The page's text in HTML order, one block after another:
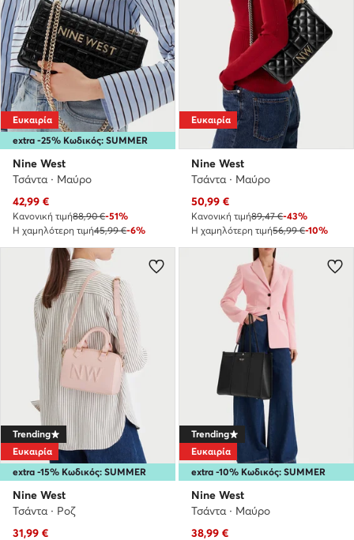
extra -25% Κωδικός: SUMMER
Ευκαιρία
Nine West
Τσάντα · Μαύρο
Τρέχουσα τιμή
42,99 €
Κανονική τιμή88,90 €-51%
Η χαμηλότερη τιμή45,99 €-6%
Ευκαιρία
Nine West
Τσάντα · Μαύρο
Τρέχουσα τιμή
50,99 €
Κανονική τιμή89,47 €-43%
Η χαμηλότερη τιμή56,99 €-10%
extra -15% Κωδικός: SUMMER
Trending
Ευκαιρία
Nine West
Τσάντα · Ροζ
Τρέχουσα τιμή
31,99 €
extra -10% Κωδικός: SUMMER
Trending
Ευκαιρία
Nine West
Τσάντα · Μαύρο
Τρέχουσα τιμή
38,99 €